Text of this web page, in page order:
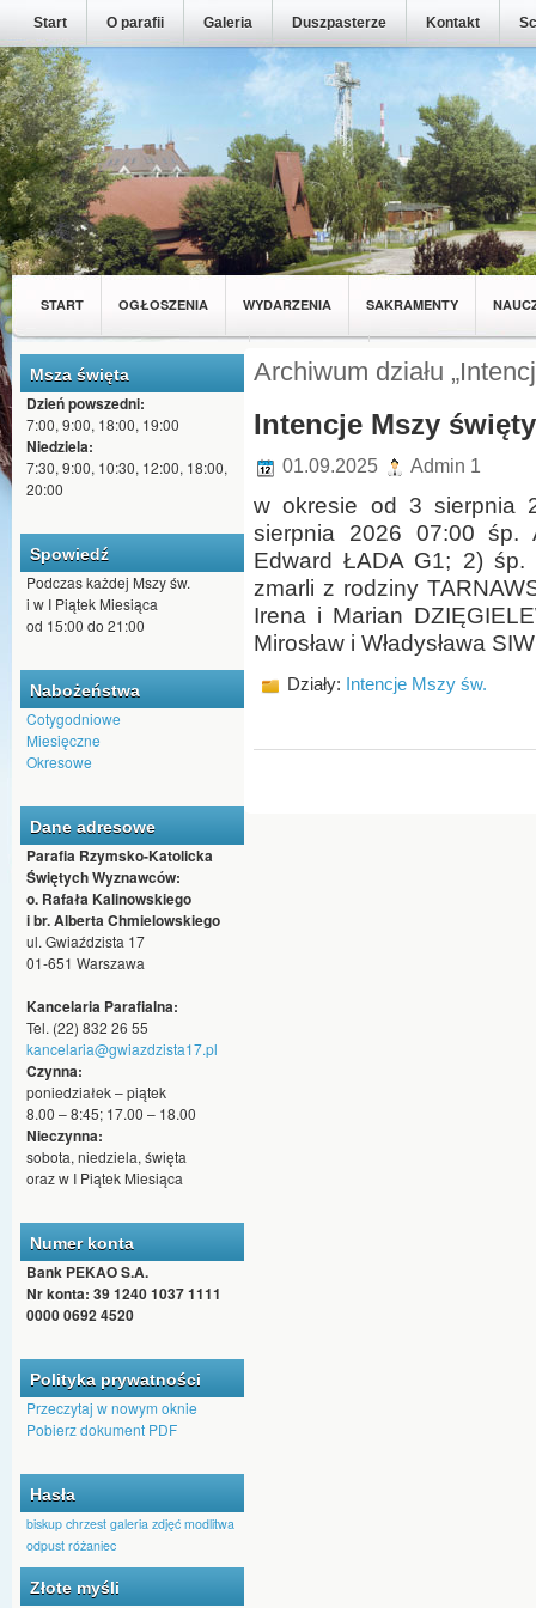
Start O parafii Galeria Duszpasterze Kontakt
START OGŁOSZENIA WYDARZENIA SAKRAMENTY
MŁODZIEŻ Z NASZEJ PARAFII WSPÓLNOTY
Msza święta
Dzień powszedni:
7:00, 9:00, 18:00, 19:00
Niedziela:
7:30, 9:00, 10:30, 12:00, 18:00,
20:00
Spowiedź
Podczas każdej Mszy św.
i w I Piątek Miesiąca
od 15:00 do 21:00
Nabożeństwa
Cotygodniowe
Miesięczne
Okresowe
Dane adresowe
Parafia Rzymsko-Katolicka
Świętych Wyznawców:
o. Rafała Kalinowskiego
i br. Alberta Chmielowskiego
ul. Gwiaździsta 17
01-651 Warszawa
Kancelaria Parafialna:
Tel. (22) 832 26 55
kancelaria@gwiazdzista17.pl
Czynna:
poniedziałek – piątek
8.00 – 8:45; 17.00 – 18.00
Nieczynna:
sobota, niedziela, święta
oraz w I Piątek Miesiąca
Numer konta
Bank PEKAO S.A.
Nr konta: 39 1240 1037 1111
0000 0692 4520
Polityka prywatności
Przeczytaj w nowym oknie
Pobierz dokument PDF
Hasła
biskup chrzest galeria zdjęć modlitwa
odpust różaniec
Złote myśli
Archiwum działu
Intencje Mszy
01.09.2025 Admin 1
w okresie od 3 sierpnia
sierpnia 2026 07:00 śp.
Edward ŁADA G1; 2) śp.
zmarli z rodziny
Irena i Marian
Mirosław i Władysława
Działy: Intencje Mszy św.